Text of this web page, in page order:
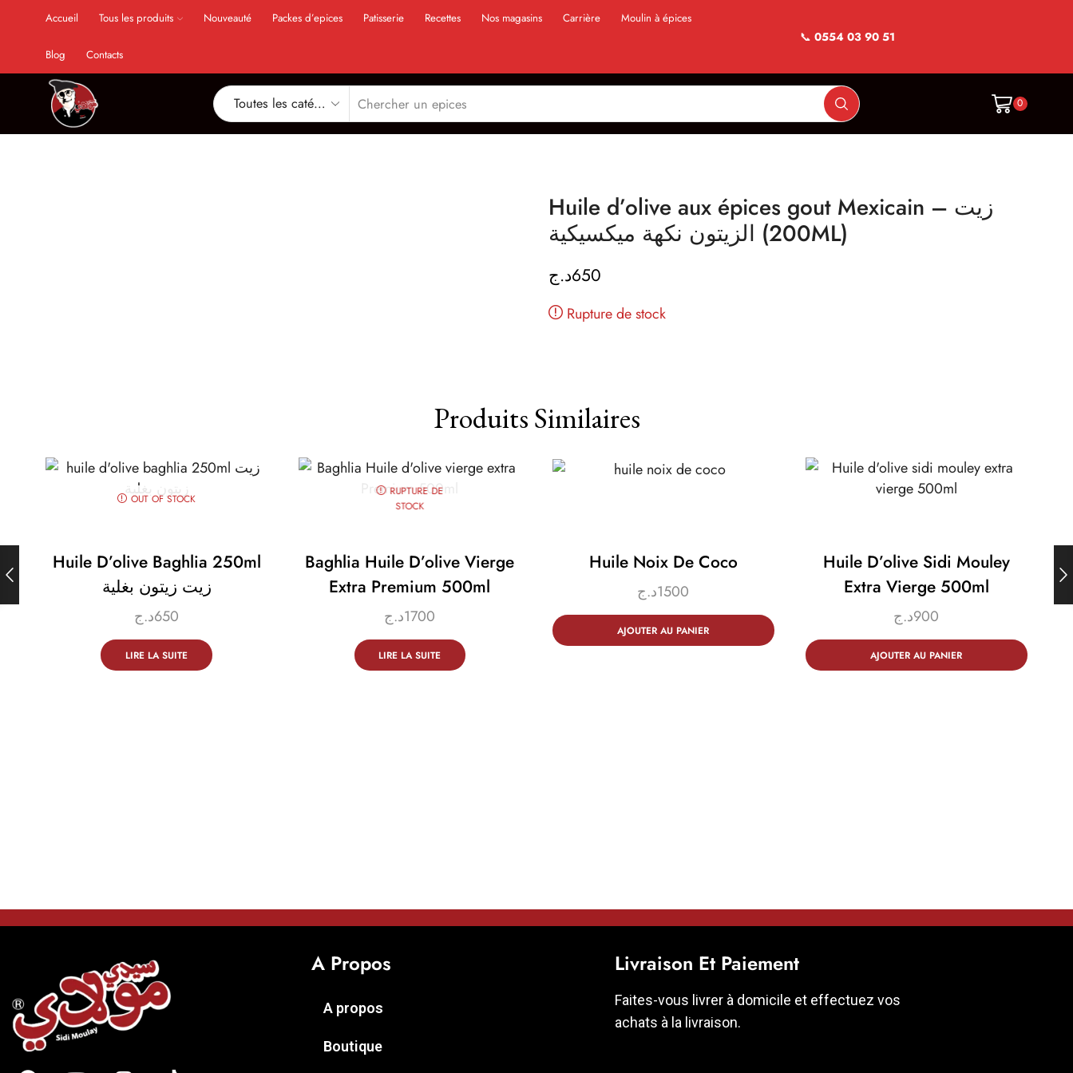
Accueil Tous les produits Nouveauté Packes d’epices Patisserie Recettes Nos magasins Carrière Moulin à épices
Blog Contacts
📞 0554 03 90 51
0
Huile d’olive aux épices gout Mexicain – زيت
الزيتون نكهة ميكسيكية (200ML)
650د.ج
Rupture de stock
Produits Similaires
OUT OF STOCK
Huile D’olive Baghlia 250ml
زيت زيتون بغلية
650د.ج
LIRE LA SUITE
RUPTURE DE
STOCK
Baghlia Huile D’olive Vierge
Extra Premium 500ml
1700د.ج
LIRE LA SUITE
Huile Noix De Coco
1500د.ج
AJOUTER AU PANIER
Huile D’olive Sidi Mouley
Extra Vierge 500ml
900د.ج
AJOUTER AU PANIER
A Propos
A propos
Boutique
Livraison Et Paiement
Faites-vous livrer à domicile et effectuez vos
achats à la livraison.